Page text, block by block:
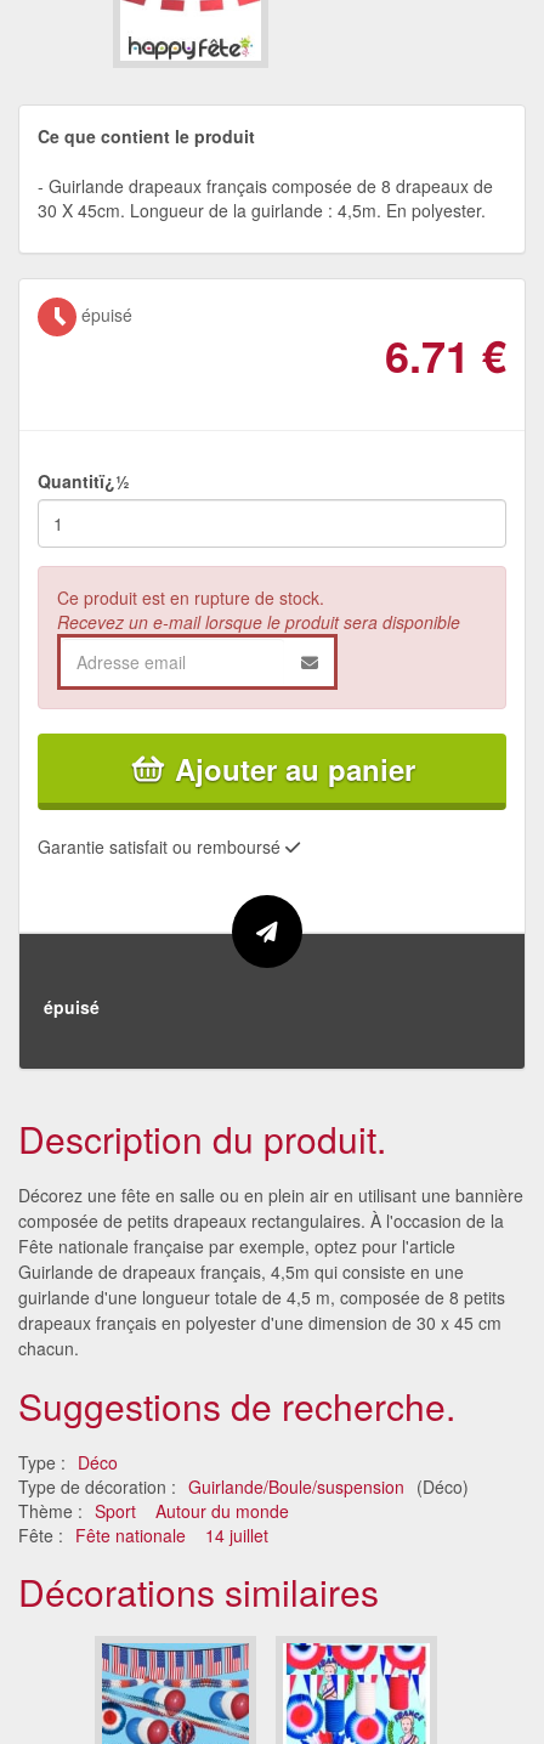
Ce que contient le produit
Guirlande drapeaux français composée de 8 drapeaux de
30 X 45cm. Longueur de la guirlande : 4,5m. En polyester.
épuisé
6.71 €
Quantitï¿½
Ce produit est en rupture de stock.
Recevez un e-mail lorsque le produit sera disponible
Ajouter au panier
Garantie satisfait ou remboursé
épuisé
Description du produit.
Décorez une fête en salle ou en plein air en utilisant une bannière
composée de petits drapeaux rectangulaires. À l'occasion de la
Fête nationale française par exemple, optez pour l'article
Guirlande de drapeaux français, 4,5m qui consiste en une
guirlande d'une longueur totale de 4,5 m, composée de 8 petits
drapeaux français en polyester d'une dimension de 30 x 45 cm
chacun.
Suggestions de recherche.
Type : Déco
Type de décoration : Guirlande/Boule/suspension (Déco)
Thème : Sport
Autour du monde
Fête : Fête nationale 14 juillet
Décorations similaires